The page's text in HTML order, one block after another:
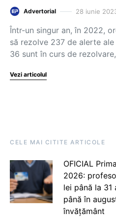
Advertorial 28 iunie
Într-un singur an, în 2022,
să rezolve 237 de alerte
36 sunt în curs de
Vezi articolul
CELE MAI CITITE ARTICOLE
OFICIAL
2026:
lei până la
până în
învățământ